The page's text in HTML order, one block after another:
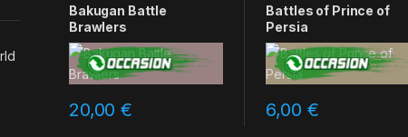
Bakugan Battle
Brawlers
20,00€
Battles of Prince of
Persia
6,00 €